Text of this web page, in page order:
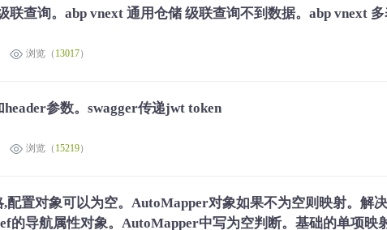
联查询。abp vnext 通用仓储 级联查询不到数据。abp vnext
浏览（ 13017）
header参数。swagger传递jwt token
浏览（ 15219）
配置对象可以为空。AutoMapper对象如果不为空则映射。解
的导航属性对象。AutoMapper中写为空判断。基础的单项映